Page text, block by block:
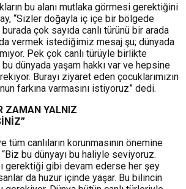
bu alanı mutlaka görmesi gerektiğini
“Sizler doğayla iç içe bir bölgede
çok sayıda canlı türünü bir arada
vermek istediğimiz mesaj şu; dünyada
Pek çok canlı türüyle birlikte
dünyada yaşam hakkı var ve hepsine
Burayı ziyaret eden çocuklarımızın
farkına varmasını istiyoruz” dedi.
ZAMAN YALNIZ
tüm canlıların korunmasının önemine
bu dünyayı bu haliyle seviyoruz.
gerektiği gibi devam ederse her şey
da huzur içinde yaşar. Bu bilincin